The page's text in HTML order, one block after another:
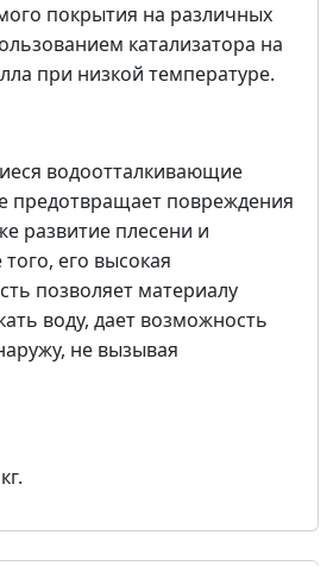
покрытия на различных
катализатора на
при низкой температуре.
водоотталкивающие
предотвращает повреждения
развитие плесени и
его высокая
позволяет материалу
воду, дает возможность
не вызывая